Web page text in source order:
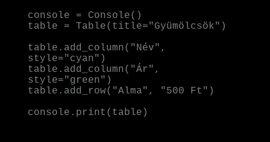
console = Console()
table = Table(title="Gyümölcsök")
table.add_column("Név",
style="cyan")
table.add_column("Ár",
style="green")
table.add_row("Alma", "500 Ft")
console.print(table)